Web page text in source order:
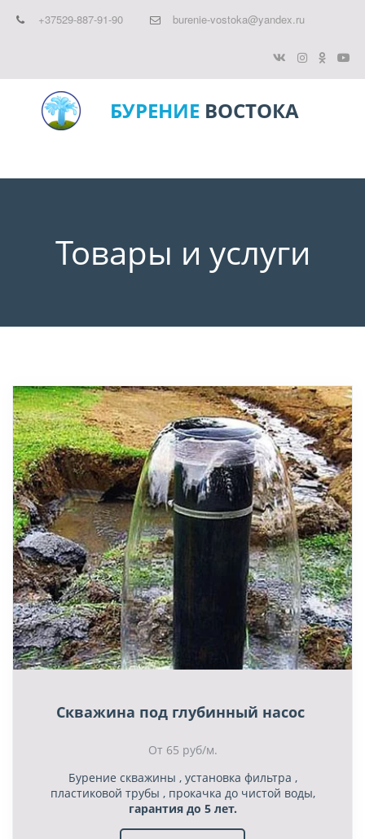
+37529-887-91-90 burenie-vostoka@yandex.ru
БУРЕНИЕ ВОСТОКА
Товары и услуги
Скважина под глубинный насос
От 65 руб/м.
Бурение скважины , установка фильтра ,
пластиковой трубы , прокачка до чистой воды,
гарантия до 5 лет.